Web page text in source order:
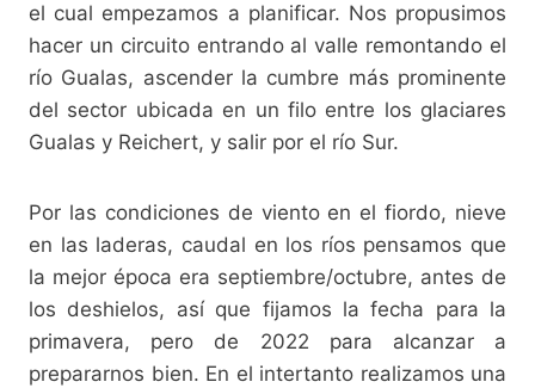
el cual empezamos a planificar. Nos propusimos
hacer un circuito entrando al valle remontando el
río Gualas, ascender la cumbre más prominente
del sector ubicada en un filo entre los glaciares
Gualas y Reichert, y salir por el río Sur.
Por las condiciones de viento en el fiordo, nieve
en las laderas, caudal en los ríos pensamos que
la mejor época era septiembre/octubre, antes de
los deshielos, así que fijamos la fecha para la
primavera, pero de 2022 para alcanzar a
prepararnos bien. En el intertanto realizamos una